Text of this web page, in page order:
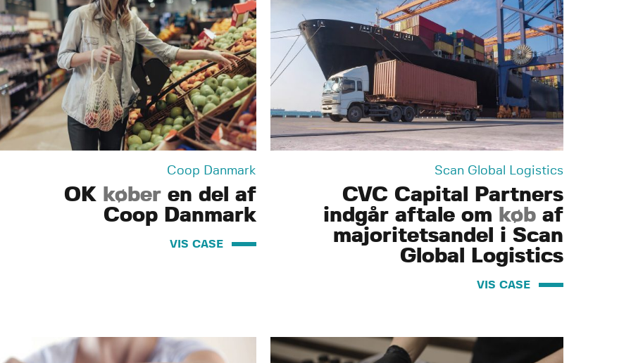
Coop Danmark
OK køber en del af
Coop Danmark
VIS CASE
Scan Global Logistics
CVC Capital Partners
indgår aftale om køb af
majoritetsandel i Scan
Global Logistics
VIS CASE